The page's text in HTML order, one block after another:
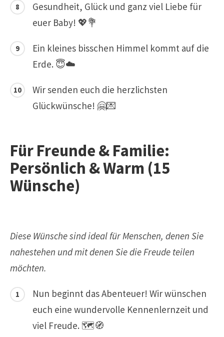
Gesundheit, Glück und ganz viel Liebe für
euer Baby! 💖💐
Ein kleines bisschen Himmel kommt auf die
Erde. 😇☁️
Wir senden euch die herzlichsten
Glückwünsche! 🤗💌
Für Freunde & Familie:
Persönlich & Warm (15
Wünsche)
Diese Wünsche sind ideal für Menschen, denen Sie
nahestehen und mit denen Sie die Freude teilen
möchten.
Nun beginnt das Abenteuer! Wir wünschen
euch eine wundervolle Kennenlernzeit und
viel Freude. 🗺️🧭